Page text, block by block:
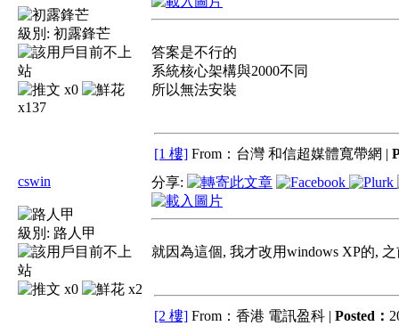
級別: 初露鋒芒
x0
x137
答案是不行的
系統核心架構與2000不同
所以無法安裝
[1 樓] From：台灣 和信超媒體寬帶網 |
cswin
級別: 路人甲
x0 x2
分享:
就因為這個, 我才改用windows XP的,
[2 樓] From：香港 電訊盈科 | Posted：